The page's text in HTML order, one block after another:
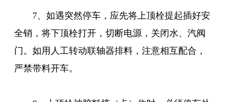
7、如遇突然停车，应先将上顶栓提起插好安
全销，将下顶栓打开，切断电源，关闭水、汽阀
门。如用人工转动联轴器排料，注意相互配合，
严禁带料开车。